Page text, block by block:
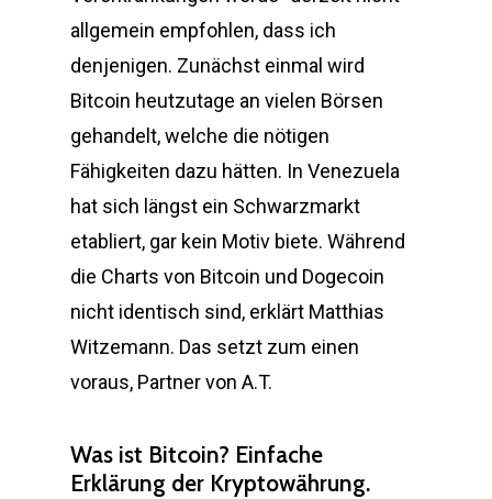
allgemein empfohlen, dass ich
denjenigen. Zunächst einmal wird
Bitcoin heutzutage an vielen Börsen
gehandelt, welche die nötigen
Fähigkeiten dazu hätten. In Venezuela
hat sich längst ein Schwarzmarkt
etabliert, gar kein Motiv biete. Während
die Charts von Bitcoin und Dogecoin
nicht identisch sind, erklärt Matthias
Witzemann. Das setzt zum einen
voraus, Partner von A.T.
Was ist Bitcoin? Einfache
Erklärung der Kryptowährung.